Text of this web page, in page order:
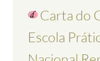
Carta do
Escola